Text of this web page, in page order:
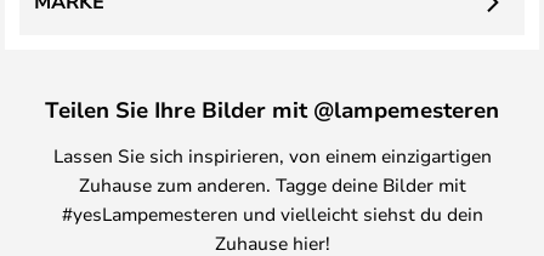
Teilen Sie Ihre Bilder mit @lampemesteren
Lassen Sie sich inspirieren, von einem einzigartigen
Zuhause zum anderen. Tagge deine Bilder mit
#yesLampemesteren und vielleicht siehst du dein
Zuhause hier!